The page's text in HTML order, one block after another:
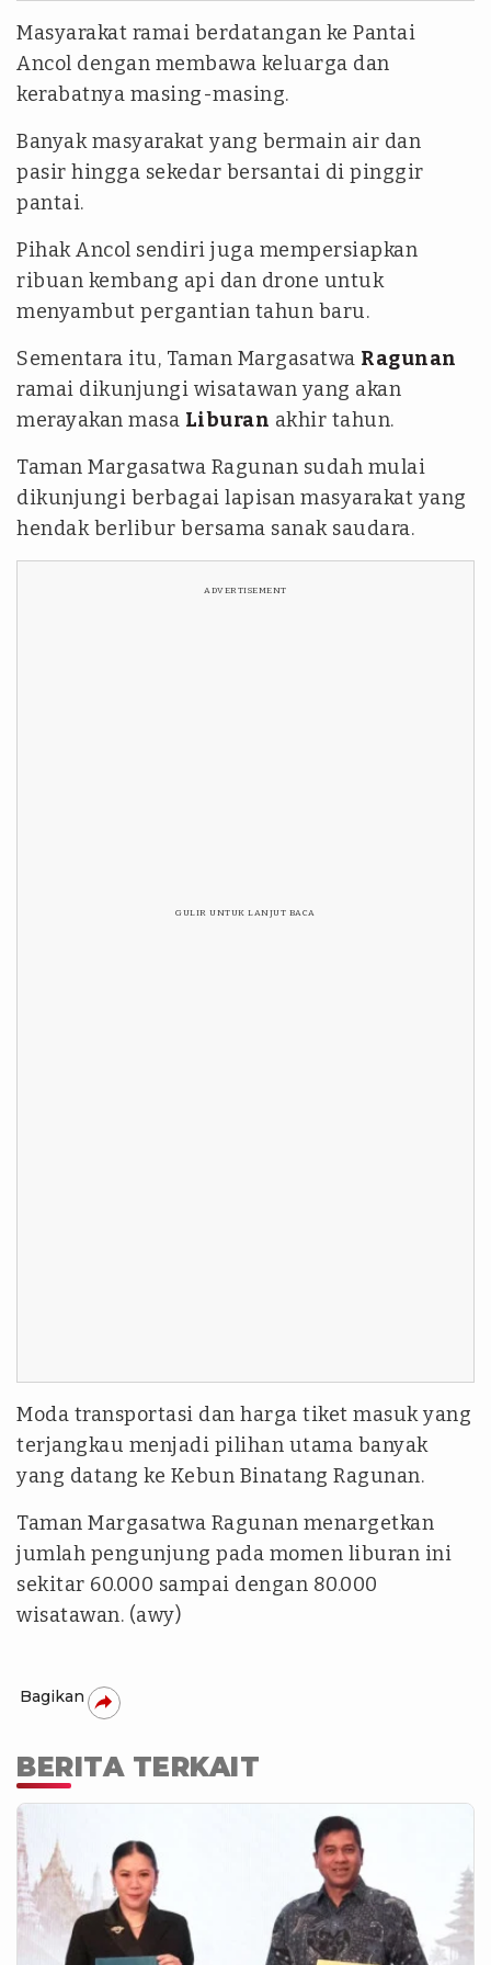
Masyarakat ramai berdatangan ke Pantai
Ancol dengan membawa keluarga dan
kerabatnya masing-masing.
Banyak masyarakat yang bermain air dan
pasir hingga sekedar bersantai di pinggir
pantai.
Pihak Ancol sendiri juga mempersiapkan
ribuan kembang api dan drone untuk
menyambut pergantian tahun baru.
Sementara itu, Taman Margasatwa Ragunan
ramai dikunjungi wisatawan yang akan
merayakan masa Liburan akhir tahun.
Taman Margasatwa Ragunan sudah mulai
dikunjungi berbagai lapisan masyarakat yang
hendak berlibur bersama sanak saudara.
ADVERTISEMENT
GULIR UNTUK LANJUT BACA
Moda transportasi dan harga tiket masuk yang
terjangkau menjadi pilihan utama banyak
yang datang ke Kebun Binatang Ragunan.
Taman Margasatwa Ragunan menargetkan
jumlah pengunjung pada momen liburan ini
sekitar 60.000 sampai dengan 80.000
wisatawan. (awy)
Bagikan
BERITA TERKAIT